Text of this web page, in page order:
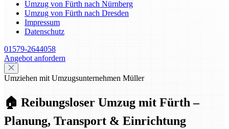
Umzug von Fürth nach Nürnberg
Umzug von Fürth nach Dresden
Impressum
Datenschutz
01579-2644058
Angebot anfordern
Umziehen mit Umzugsunternehmen Müller
🏠 Reibungsloser Umzug mit Fürth –
Planung, Transport & Einrichtung